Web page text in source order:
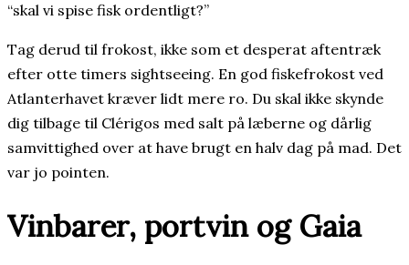
“skal vi spise fisk ordentligt?”
Tag derud til frokost, ikke som et desperat aftentræk
efter otte timers sightseeing. En god fiskefrokost ved
Atlanterhavet kræver lidt mere ro. Du skal ikke skynde
dig tilbage til Clérigos med salt på læberne og dårlig
samvittighed over at have brugt en halv dag på mad. Det
var jo pointen.
Vinbarer, portvin og Gaia